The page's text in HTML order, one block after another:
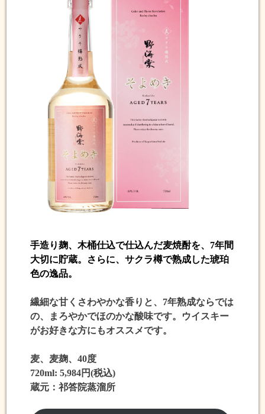
手造り麹、木桶仕込で仕込んだ麦焼酎を、 7年間
大切に貯蔵。さらに、サクラ樽で熟成した琥珀
色の逸品。
繊細な甘くさわやかな香りと、7年熟成ならでは
の、まろやかでほのかな酸味です。ウイスキー
がお好きな方にもオススメです。
麦、麦麹、40度
720ml: 5,984円(税込)
蔵元：祁答院蒸溜所